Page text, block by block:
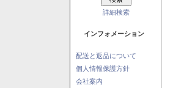
詳細検索
インフォメーション
配送と返品について
個人情報保護方針
会社案内